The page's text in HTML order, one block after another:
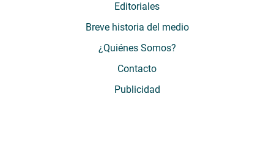
Editoriales
Breve historia del medio
¿Quiénes Somos?
Contacto
Publicidad